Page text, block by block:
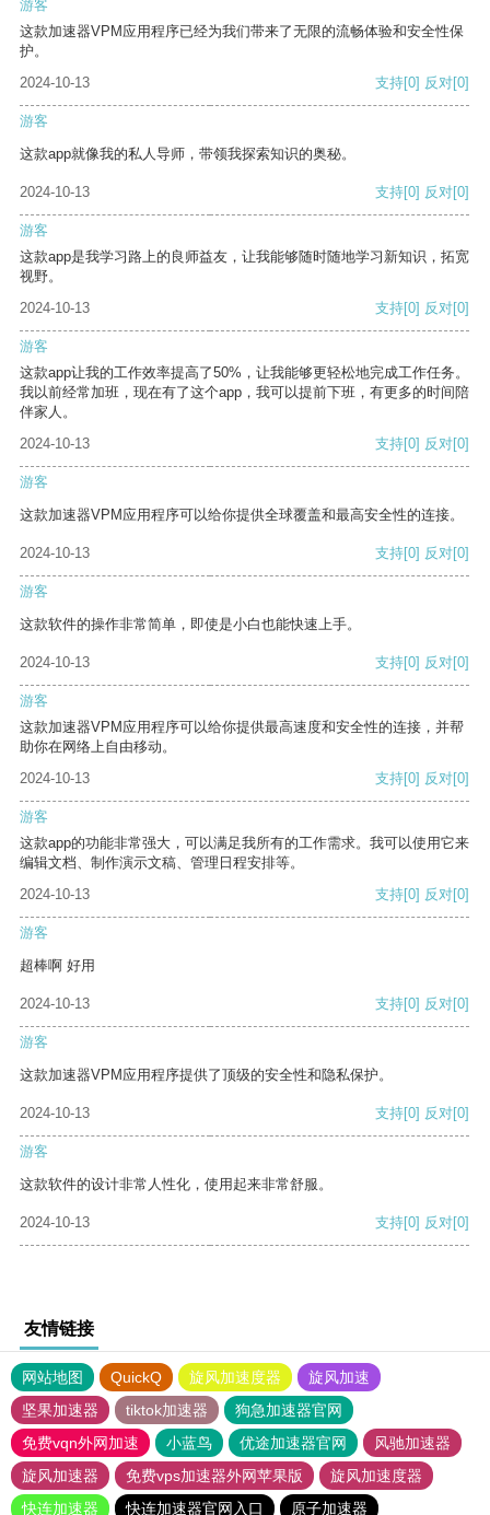
游客
这款加速器VPM应用程序已经为我们带来了无限的流畅体验和安全性保
护。
2024-10-13
支持[0] 反对[0]
游客
这款app就像我的私人导师，带领我探索知识的奥秘。
2024-10-13 支持[0] 反对[0]
游客
这款app是我学习路上的良师益友，让我能够随时随地学习新知识，拓宽
视野。
2024-10-13
支持[0] 反对[0]
游客
这款app让我的工作效率提高了50%，让我能够更轻松地完成工作任务。
我以前经常加班，现在有了这个app，我可以提前下班，有更多的时间陪
伴家人。
2024-10-13
支持[0] 反对[0]
游客
这款加速器VPM应用程序可以给你提供全球覆盖和最高安全性的连接。
2024-10-13 支持[0] 反对[0]
游客
这款软件的操作非常简单，即使是小白也能快速上手。
2024-10-13 支持[0] 反对[0]
游客
这款加速器VPM应用程序可以给你提供最高速度和安全性的连接，并帮
助你在网络上自由移动。
2024-10-13
支持[0] 反对[0]
游客
这款app的功能非常强大，可以满足我所有的工作需求。我可以使用它来
编辑文档、制作演示文稿、管理日程安排等。
2024-10-13
支持[0] 反对[0]
游客
超棒啊 好用
2024-10-13 支持[0] 反对[0]
游客
这款加速器VPM应用程序提供了顶级的安全性和隐私保护。
2024-10-13 支持[0] 反对[0]
游客
这款软件的设计非常人性化，使用起来非常舒服。
2024-10-13 支持[0] 反对[0]
友情链接
网站地图 QuickQ 旋风加速度器
旋风加速
坚果加速器
tiktok加速器
狗急加速器官网
免费vqn外网加速
小蓝鸟 优途加速器官网
风驰加速器
旋风加速器
免费vps加速器外网苹果版
旋风加速度器
快连加速器
快连加速器官网入口 原子加速器